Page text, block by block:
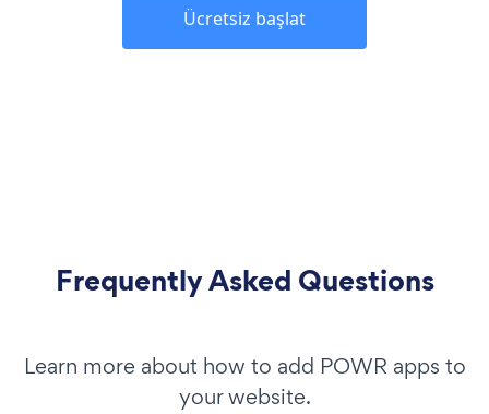
Ücretsiz başlat
Frequently Asked Questions
Learn more about how to add POWR apps to
your website.